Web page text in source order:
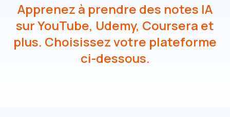
Notes Vidéo IA
Tutoriels
À propos
Apprenez à prendre des notes IA
sur YouTube, Udemy, Coursera et
plus. Choisissez votre plateforme
ci-dessous.